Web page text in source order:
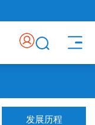
发展历程